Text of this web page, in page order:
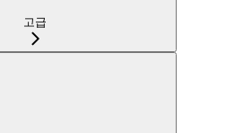
고급